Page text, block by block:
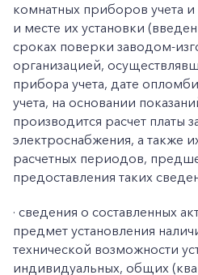
комнатных приборов учета
и месте их установки
сроках поверки заводом-
организацией,
прибора учета, дате
учета, на основании
производится расчет платы
электроснабжения, а также
расчетных периодов,
предоставления таких
· сведения о составленных
предмет установления
технической возможности
индивидуальных, общих